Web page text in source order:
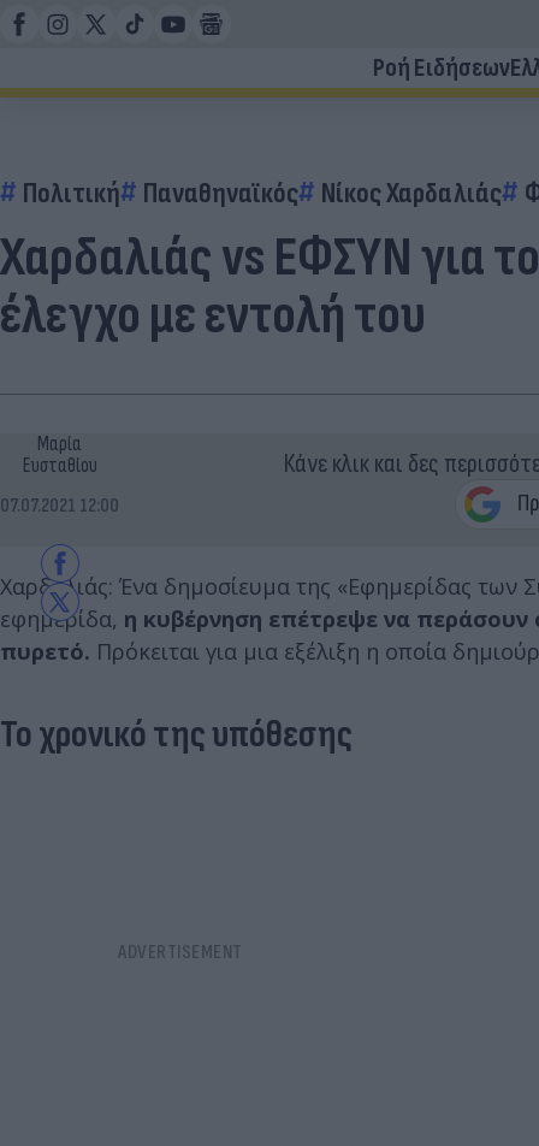
Ροή Ειδήσεων
Πολιτική Παναθηναϊκός Νίκος Χαρδαλιάς
Χαρδαλιάς vs ΕΦΣΥΝ για
έλεγχο με εντολή του
Μαρία
Ευσταθίου
07.07.2021 12:00
Κάνε κλικ και δες
Χαρδαλιάς: Ένα δημοσίευμα της «Εφημερίδας των
εφημερίδα, η κυβέρνηση επέτρεψε να
πυρετό. Πρόκειται για μια εξέλιξη η οποία
Το χρονικό της υπόθεσης